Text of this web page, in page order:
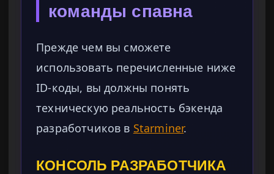
команды спавна
Прежде чем вы сможете
использовать перечисленные ниже
ID-коды, вы должны понять
техническую реальность бэкенда
разработчиков в Starminer.
КОНСОЛЬ РАЗРАБОТЧИКА